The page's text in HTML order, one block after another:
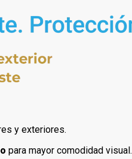
y exteriores.
para mayor comodidad visual.